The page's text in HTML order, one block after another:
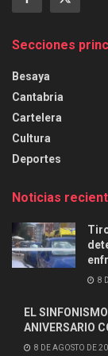
Secciones
Besaya
Cantabria
Cartelera
Cultura
Deportes
Noticias
8
EL
ANIVERSARIO
8 DE AGOSTO DE